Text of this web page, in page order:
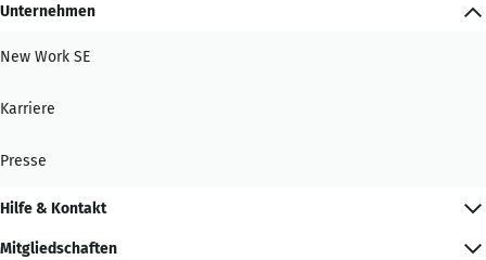
Unternehmen
New Work SE
Karriere
Presse
Hilfe & Kontakt
Mitgliedschaften